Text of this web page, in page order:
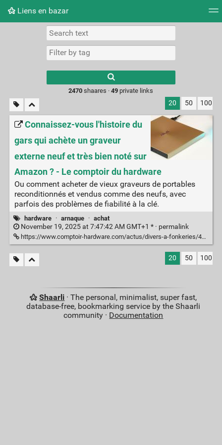
Liens en bazar
Picture wall
2470 shaares ·49 private links
20 50 100
Connaissez-vous l'histoire du
gars qui achète un graveur
externe neuf et très bien noté sur
Amazon ? - Le comptoir du hardware
Ou comment acheter de vieux graveurs de portables
reconditionnés et vendus comme des neufs, avec
parfois des problèmes de fiabilité à la clé.
hardware · arnaque · achat
November 19, 2025 at 7:47:42 AM GMT+1 * · permalink
https://www.comptoir-hardware.com/actus/divers-a-fonkeries/48374-connaissez-vous-lhistoire-du-gars-qui-achete-un-graveur-externe-neuf-et-tres-bien-note-sur-amazon-.html
20 50 100
Shaarli · The personal, minimalist, super fast,
database-free, bookmarking service by the Shaarli
community · Documentation